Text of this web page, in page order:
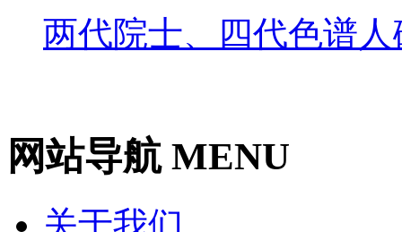
两代院士、四代色谱
网站导航 MENU
关于我们